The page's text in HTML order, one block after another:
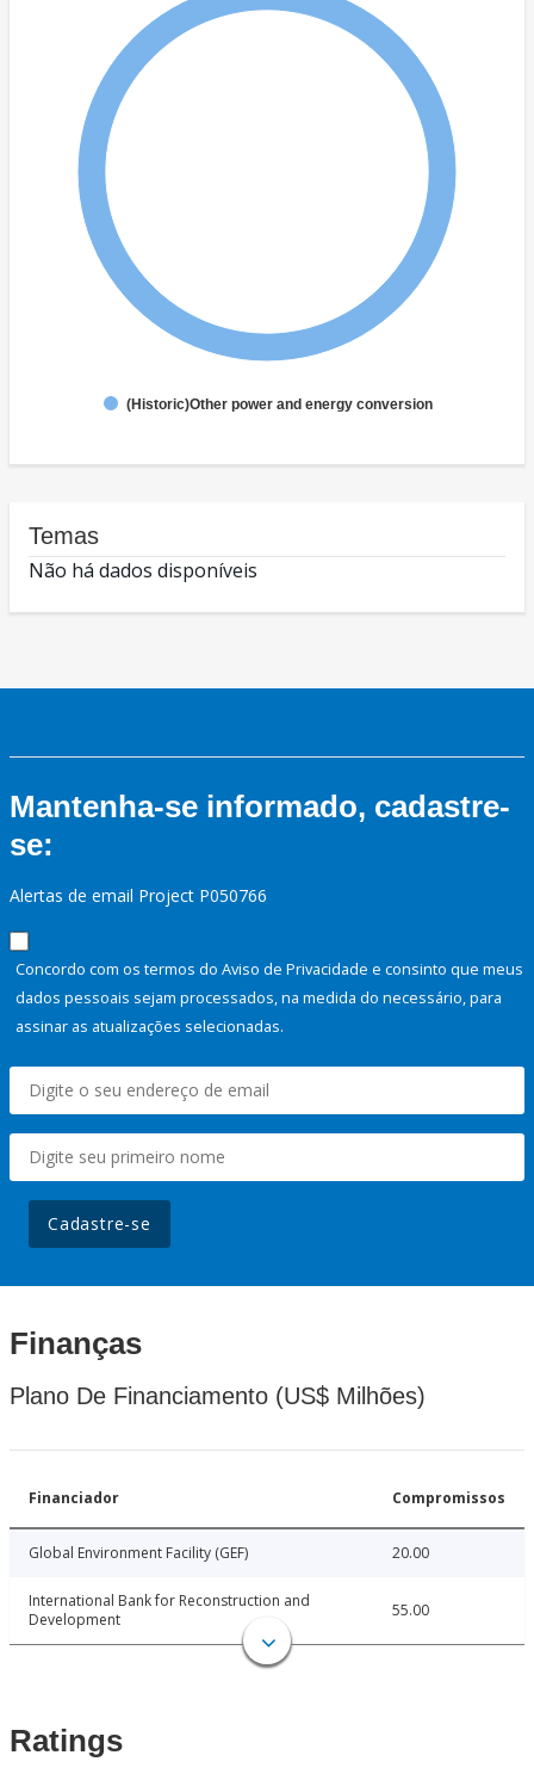
(Historic)Other power and energy conversion
Temas
Não há dados disponíveis
Mantenha-se informado, cadastre-
se:
Alertas de email Project P050766
Concordo com os termos do Aviso de Privacidade e consinto que meus
dados pessoais sejam processados, na medida do necessário, para
assinar as atualizações selecionadas.
Cadastre-se
Finanças
Plano De Financiamento (US$ Milhões)
Financiador Compromissos
Global Environment Facility (GEF) 20.00
International Bank for Reconstruction and
Development
55.00
Ratings